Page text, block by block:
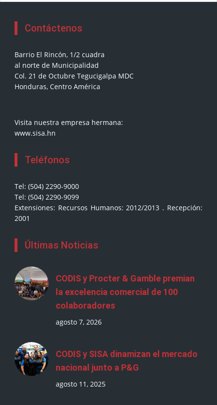
Contáctenos
Barrio El Rincón, 1/2 cuadra
al norte de Municipalidad
Col. 21 de Octubre Tegucigalpa MDC
Honduras, Centro América
Visita nuestra empresa hermana:
www.sisa.hn
Teléfonos
Tel: (504) 2290-9000
Tel: (504) 2290-9099
Extensiones: Recursos Humanos: 2012/2013 . Recepción:
2001
Últimas Noticias
CODIS y Procter & Gamble premian
la excelencia comercial de 100
colaboradores
agosto 7, 2026
CODIS y SISA dinamizan el mercado
nacional junto a P&G
agosto 11, 2025